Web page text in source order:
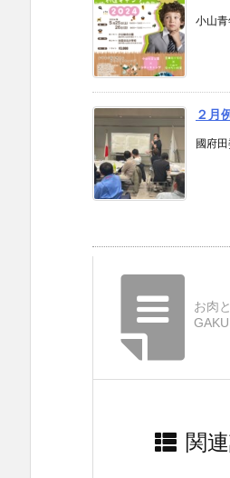
小山
２月
國府
お肉
GAKU
関